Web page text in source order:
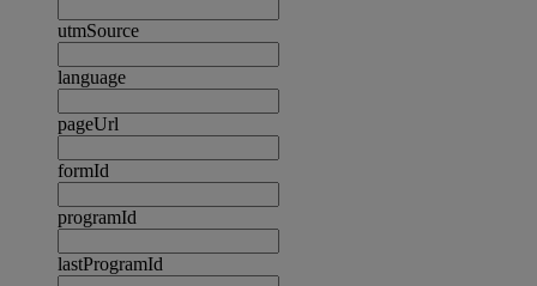
utmSource
language
pageUrl
formId
programId
lastProgramId